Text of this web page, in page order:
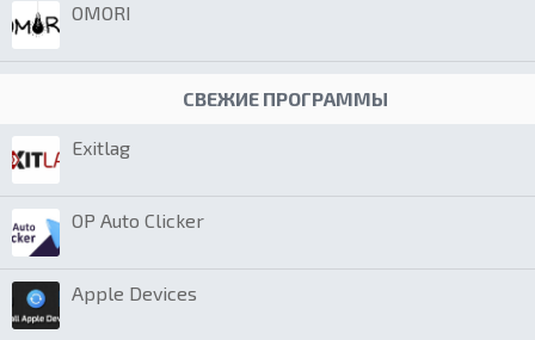
OMORI
СВЕЖИЕ ПРОГРАММЫ
Exitlag
OP Auto Clicker
Apple Devices